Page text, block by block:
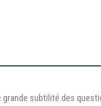
grande subtilité des